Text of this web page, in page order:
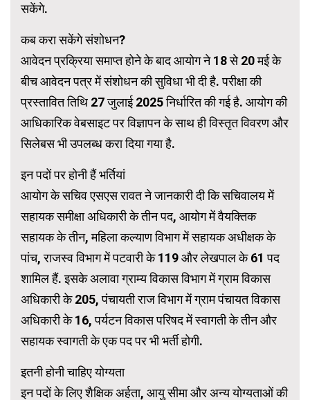
सकेंगे.
कब करा सकेंगे संशोधन?
आवेदन प्रक्रिया समाप्त होने के बाद आयोग ने 18 से 20 मई के
बीच आवेदन पत्र में संशोधन की सुविधा भी दी है. परीक्षा की
प्रस्तावित तिथि 27 जुलाई 2025 निर्धारित की गई है. आयोग की
आधिकारिक वेबसाइट पर विज्ञापन के साथ ही विस्तृत विवरण और
सिलेबस भी उपलब्ध करा दिया गया है.
इन पदों पर होनी हैं भर्तियां
आयोग के सचिव एसएस रावत ने जानकारी दी कि सचिवालय में
सहायक समीक्षा अधिकारी के तीन पद, आयोग में वैयक्तिक
सहायक के तीन, महिला कल्याण विभाग में सहायक अधीक्षक के
पांच, राजस्व विभाग में पटवारी के 119 और लेखपाल के 61 पद
शामिल हैं. इसके अलावा ग्राम्य विकास विभाग में ग्राम विकास
अधिकारी के 205, पंचायती राज विभाग में ग्राम पंचायत विकास
अधिकारी के 16, पर्यटन विकास परिषद में स्वागती के तीन और
सहायक स्वागती के एक पद पर भी भर्ती होगी.
इतनी होनी चाहिए योग्यता
इन पदों के लिए शैक्षिक अर्हता, आयु सीमा और अन्य योग्यताओं की